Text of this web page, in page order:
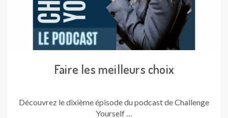
Faire les meilleurs choix
Découvrez le dixième épisode du podcast de Challenge
Yourself …